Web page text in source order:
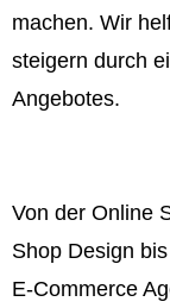
machen. Wir
steigern durch
Angebotes.
Von der Online
Shop Design
E-Commerce